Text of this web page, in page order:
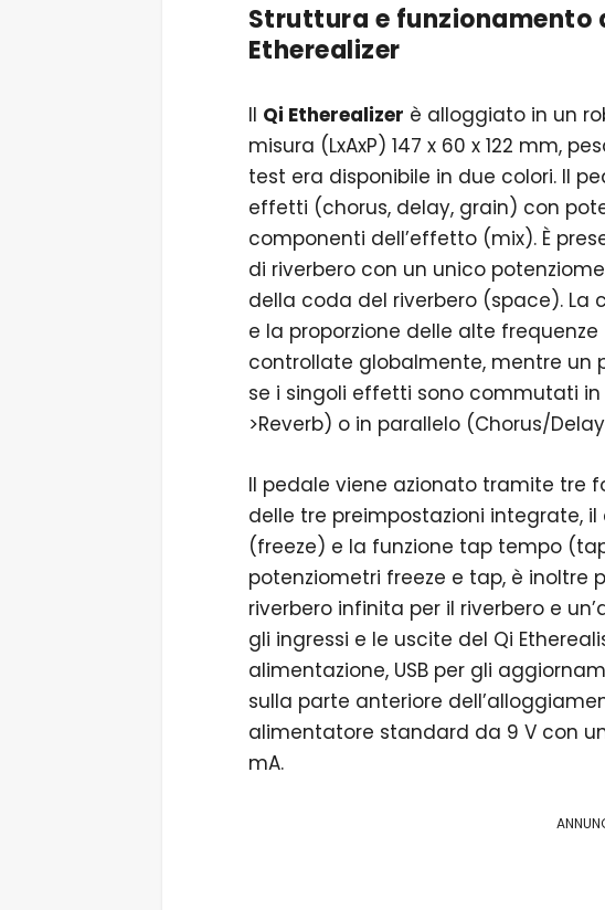
Struttura e funzionamento
Etherealizer
Il Qi Etherealizer è alloggiato in un
misura (LxAxP) 147 x 60 x 122 mm,
test era disponibile in due colori. Il
effetti (chorus, delay, grain) con
componenti dell’effetto (mix). È
di riverbero con un unico
della coda del riverbero (space). La
e la proporzione delle alte
controllate globalmente, mentre un
se i singoli effetti sono commutati
>Reverb) o in parallelo (Chorus/
Il pedale viene azionato tramite tre
delle tre preimpostazioni integrate,
(freeze) e la funzione tap tempo
potenziometri freeze e tap, è inoltre
riverbero infinita per il riverbero e
gli ingressi e le uscite del Qi
alimentazione, USB per gli
sulla parte anteriore
alimentatore standard da 9 V con
mA.